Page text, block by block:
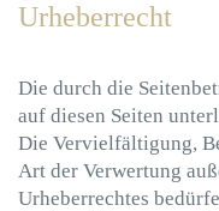
Urheberrecht
Die durch die
auf diesen Seiten
Die Vervielfältigung,
Art der Verwertung
Urheberrechtes